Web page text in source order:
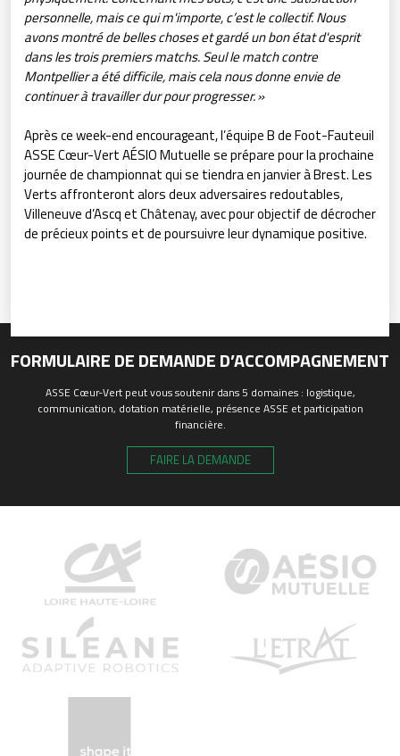
personnelle, mais ce qui m'importe, c’est le collectif. Nous
avons montré de belles choses et gardé un bon état d'esprit
dans les trois premiers matchs. Seul le match contre
Montpellier a été difficile, mais cela nous donne envie de
continuer à travailler dur pour progresser. »
Après ce week-end encourageant, l’équipe B de Foot-Fauteuil
ASSE Cœur-Vert AÉSIO Mutuelle se prépare pour la prochaine
journée de championnat qui se tiendra en janvier à Brest. Les
Verts affronteront alors deux adversaires redoutables,
Villeneuve d’Ascq et Châtenay, avec pour objectif de décrocher
de précieux points et de poursuivre leur dynamique positive.
FORMULAIRE DE DEMANDE D’ACCOMPAGNEMENT
ASSE Cœur-Vert peut vous soutenir dans 5 domaines : logistique,
communication, dotation matérielle, présence ASSE et participation
financière.
FAIRE LA DEMANDE